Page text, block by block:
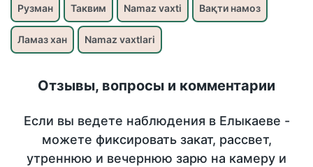
Рузман Таквим Namaz vaxti Вақти намоз
Ламаз хан Namaz vaxtlari
Отзывы, вопросы и комментарии
Если вы ведете наблюдения в Елыкаеве -
можете фиксировать закат, рассвет,
утреннюю и вечернюю зарю на камеру и